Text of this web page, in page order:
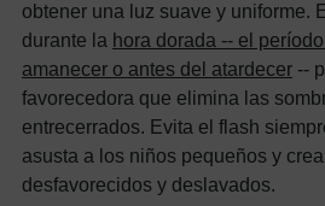
obtener una luz suave y uniforme.
durante la hora dorada -- el
amanecer o antes del atardecer --
favorecedora que elimina las
entrecerrados. Evita el flash
asusta a los niños pequeños y
desfavorecidos y deslavados.